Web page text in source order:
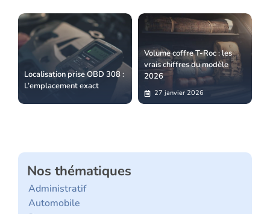
Localisation prise OBD 308 :
L’emplacement exact
Volume coffre T-Roc : les
vrais chiffres du modèle
2026
27 janvier 2026
Nos thématiques
Administratif
Automobile